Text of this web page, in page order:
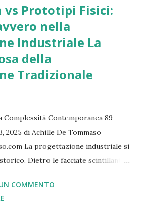
Prototipi Fisici:
nella
Industriale La
della
Tradizionale
Contemporanea 89
2025 di Achille De Tommaso
La progettazione industriale si
Dietro le facciate scintillanti
una realtà scomoda: il modello
prototipi fisici sta mostrando crepe
COMMENTO